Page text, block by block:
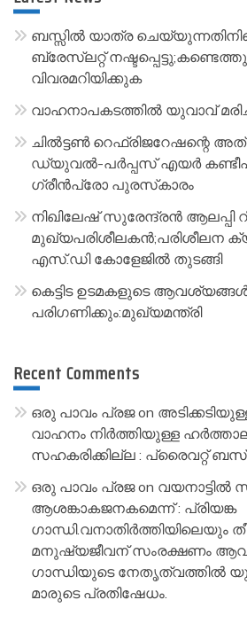
n
a
v
:
ബസ്സിൽ യാത്ര
ബ്രേസ്‌ലറ്റ്
വിവരമറിയിക്കുക
വാഹനാപകടത്തിൽ യുവാവ്
ചിൽട്ടൺ റെഫ്രിജറേഷന്റെ
ഡ്യുവൽ-പർപ്പസ് എയർ
ഗ്രീൻപ്രോ പുരസ്‌കാരം
നിഖിലേഷ് സുരേന്ദ്രൻ ആലപ്പി
മുഖ്യപരിശീലകൻ;പരിശീലന
എസ്.ഡി കോളേജിൽ തുടങ്ങി
കെട്ടിട ഉടമകളുടെ
പരിഗണിക്കും:മുഖ്യമന്ത്രി
Recent Comments
ഒരു പാവം പ്രജon
വാഹനം നിർത്തിയുള്ള
സഹകരിക്കില്ല : പ്രൈവറ്റ് ബസ്
ഒരു പാവം പ്രജon വയനാട്ടിൽ
ആശങ്കാകജനകമെന്ന് : പ്രിയങ്ക
ഗാന്ധി.വനാതിർത്തിയിലെയും
മനുഷ്യജീവന് സംരക്ഷണം
ഗാന്ധിയുടെ നേതൃത്വത്തിൽ
മാരുടെ പ്രതിഷേധം.